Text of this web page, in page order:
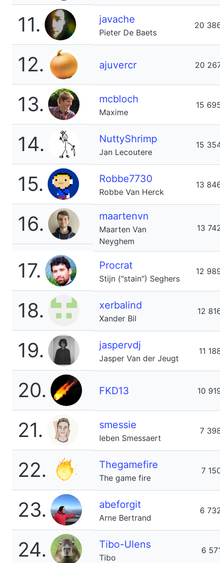
11. javache
Pieter De Baets
20
12. ajuvercr 20
13. mcbloch
Maxime
15
14. NuttyShrimp
Jan Lecoutere
15
15. Robbe7730
Robbe Van Herck
13
16. maartenvn
Maarten Van
Neyghem
13
17. Procrat
Stijn ("stain") Seghers
12
18. xerbalind
Xander Bil
12
19. jaspervdj
Jasper Van der Jeugt
11
20. FKD13 10
21. smessie
Ieben Smessaert
7
22. Thegamefire
The game fire
7
23. abeforgit
Arne Bertrand
6
24. Tibo-Ulens
Tibo
6